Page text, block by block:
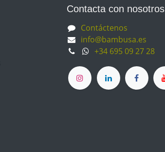
Contacta con nosotros
Contáctenos
info@bambusa.es
+34 695 09 27 28